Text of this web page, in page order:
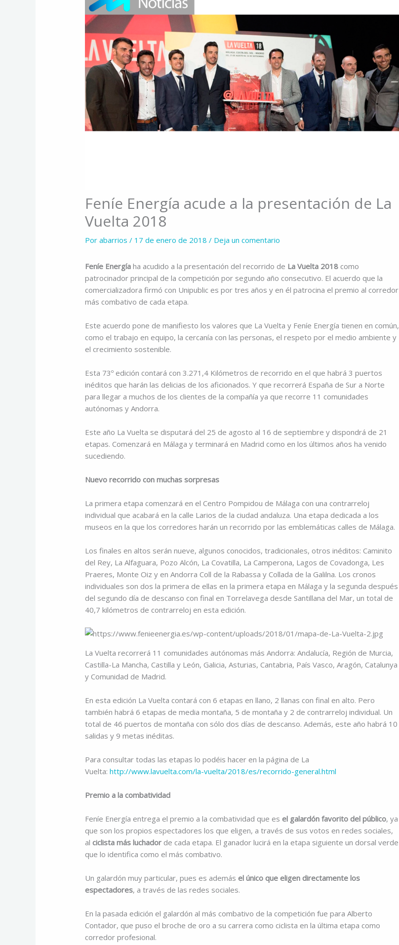
Feníe Energía acude a la presentación de La
Vuelta 2018
Porabarrios/ 17 de enero de 2018/ Deja un comentario
Feníe Energía ha acudido a la presentación del recorrido de La Vuelta 2018 como
patrocinador principal de la competición por segundo año consecutivo. El acuerdo que la
comercializadora firmó con Unipublic es por tres años y en él patrocina el premio al corredor
más combativo de cada etapa.
Este acuerdo pone de manifiesto los valores que La Vuelta y Feníe Energía tienen en común,
como el trabajo en equipo, la cercanía con las personas, el respeto por el medio ambiente y
el crecimiento sostenible.
Esta 73º edición contará con 3.271,4 Kilómetros de recorrido en el que habrá 3 puertos
inéditos que harán las delicias de los aficionados. Y que recorrerá España de Sur a Norte
para llegar a muchos de los clientes de la compañía ya que recorre 11 comunidades
autónomas y Andorra.
Este año La Vuelta se disputará del 25 de agosto al 16 de septiembre y dispondrá de 21
etapas. Comenzará en Málaga y terminará en Madrid como en los últimos años ha venido
sucediendo.
Nuevo recorrido con muchas sorpresas
La primera etapa comenzará en el Centro Pompidou de Málaga con una contrarreloj
individual que acabará en la calle Larios de la ciudad andaluza. Una etapa dedicada a los
museos en la que los corredores harán un recorrido por las emblemáticas calles de Málaga.
Los finales en altos serán nueve, algunos conocidos, tradicionales, otros inéditos: Caminito
del Rey, La Alfaguara, Pozo Alcón, La Covatilla, La Camperona, Lagos de Covadonga, Les
Praeres, Monte Oiz y en Andorra Coll de la Rabassa y Collada de la Galilna. Los cronos
individuales son dos la primera de ellas en la primera etapa en Málaga y la segunda después
del segundo día de descanso con final en Torrelavega desde Santillana del Mar, un total de
40,7 kilómetros de contrarreloj en esta edición.
La Vuelta recorrerá 11 comunidades autónomas más Andorra: Andalucía, Región de Murcia,
Castilla-La Mancha, Castilla y León, Galicia, Asturias, Cantabria, País Vasco, Aragón, Catalunya
y Comunidad de Madrid.
En esta edición La Vuelta contará con 6 etapas en llano, 2 llanas con final en alto. Pero
también habrá 6 etapas de media montaña, 5 de montaña y 2 de contrarreloj individual. Un
total de 46 puertos de montaña con sólo dos días de descanso. Además, este año habrá 10
salidas y 9 metas inéditas.
Para consultar todas las etapas lo podéis hacer en la página de La
Vuelta:http://www.lavuelta.com/la-vuelta/2018/es/recorrido-general.html
Premio a la combatividad
Feníe Energía entrega el premio a la combatividad que esel galardón favorito del público, ya
que son los propios espectadores los que eligen, a través de sus votos en redes sociales,
alciclista más luchador de cada etapa. El ganador lucirá en la etapa siguiente un dorsal verde
que lo identifica como el más combativo.
Un galardón muy particular, pues es ademásel único que eligen directamente los
espectadores, a través de las redes sociales.
En la pasada edición el galardón al más combativo de la competición fue para Alberto
Contador, que puso el broche de oro a su carrera como ciclista en la última etapa como
corredor profesional.